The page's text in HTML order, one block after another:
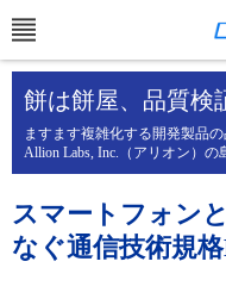
餅は餅屋、品質検
ますます複雑化する開発製品
Allion Labs, Inc.（アリオン）
スマートフォン
なぐ通信技術規